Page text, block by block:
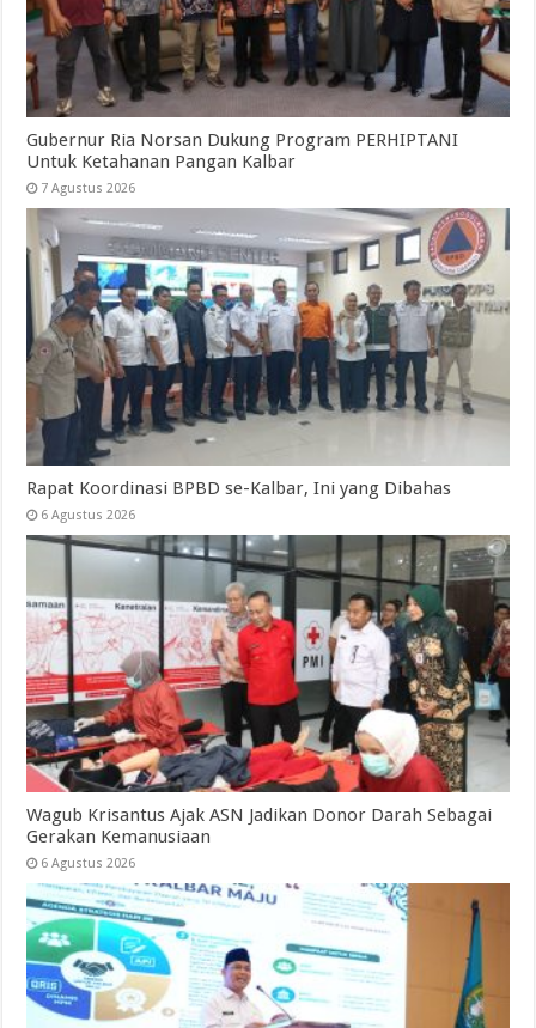
Gubernur Ria Norsan Dukung Program PERHIPTANI
Untuk Ketahanan Pangan Kalbar
7 Agustus 2026
Rapat Koordinasi BPBD se-Kalbar, Ini yang Dibahas
6 Agustus 2026
Wagub Krisantus Ajak ASN Jadikan Donor Darah Sebagai
Gerakan Kemanusiaan
6 Agustus 2026